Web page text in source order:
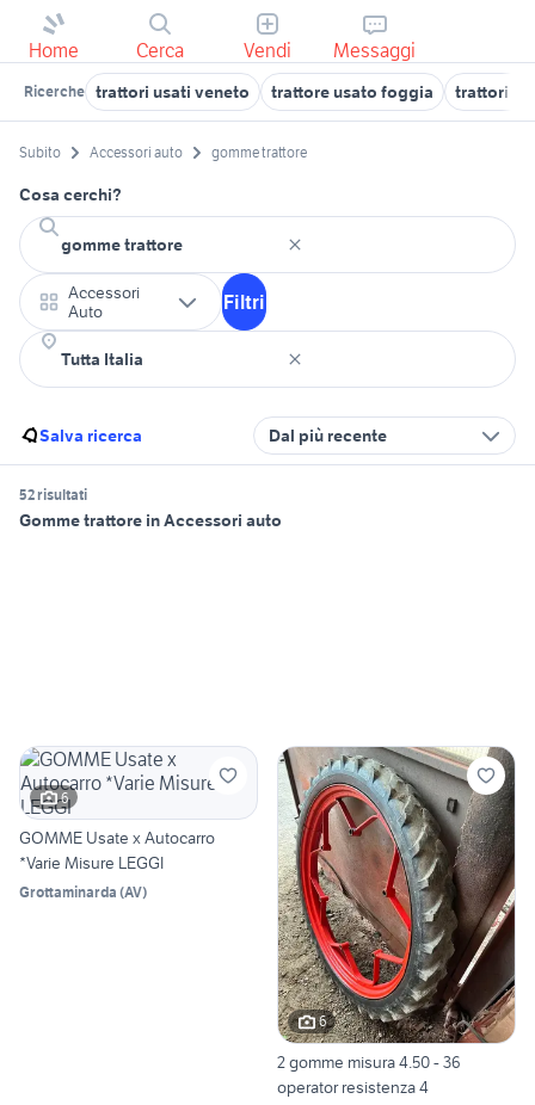
Home Cerca Vendi Messaggi
Ricerche trattori usati veneto trattore usato foggia trattori
Subito Accessori auto gomme trattore
Cosa cerchi?
Accessori
Auto
Filtri
Salva ricerca Dal più recente
52 risultati
Gomme trattore in Accessori auto
6
GOMME Usate x Autocarro
*Varie Misure LEGGI
Grottaminarda (AV)
6
2 gomme misura 4.50 - 36
operator resistenza 4